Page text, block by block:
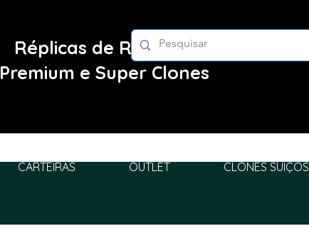
Réplicas de Relógios
Premium e Super Clones
CARTEIRAS OUTLET CLONES SUIÇOS